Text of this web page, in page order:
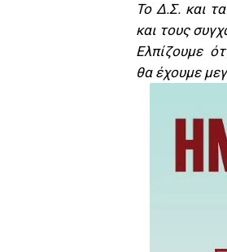
Το Δ.Σ. και
και τους
Ελπίζουμε
θα έχουμε